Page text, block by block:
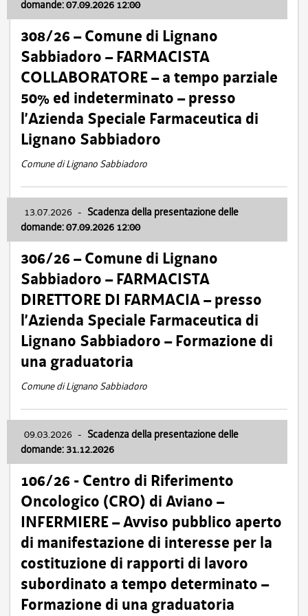
domande: 07.09.2026 12:00
308/26 – Comune di Lignano
Sabbiadoro – FARMACISTA
COLLABORATORE – a tempo parziale
50% ed indeterminato – presso
l’Azienda Speciale Farmaceutica di
Lignano Sabbiadoro
Comune di Lignano Sabbiadoro
13.07.2026 - Scadenza della presentazione delle
domande: 07.09.2026 12:00
306/26 – Comune di Lignano
Sabbiadoro – FARMACISTA
DIRETTORE DI FARMACIA – presso
l’Azienda Speciale Farmaceutica di
Lignano Sabbiadoro – Formazione di
una graduatoria
Comune di Lignano Sabbiadoro
09.03.2026 - Scadenza della presentazione delle
domande: 31.12.2026
106/26 - Centro di Riferimento
Oncologico (CRO) di Aviano –
INFERMIERE – Avviso pubblico aperto
di manifestazione di interesse per la
costituzione di rapporti di lavoro
subordinato a tempo determinato –
Formazione di una graduatoria